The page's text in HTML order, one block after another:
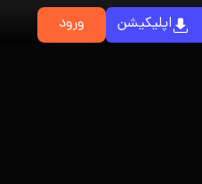
اپلیکیشن ورود